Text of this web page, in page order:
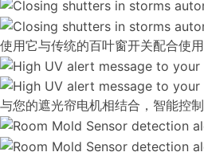
使用它与传统的百叶窗开关配合使用
与您的遮光帘电机相结合，智能控制